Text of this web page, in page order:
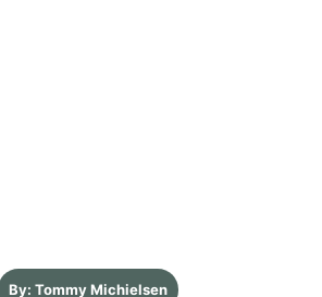
By: Tommy Michielsen